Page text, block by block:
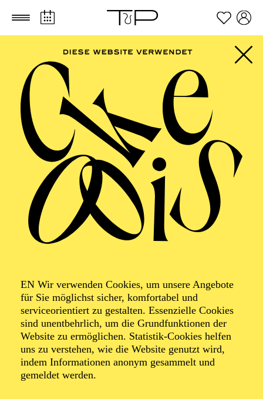
Zum Hauptinhalt springen Zum Footer springen
EN Wir verwenden Cookies, um unsere Angebote
für Sie möglichst sicher, komfortabel und
serviceorientiert zu gestalten. Essenzielle Cookies
sind unentbehrlich, um die Grundfunktionen der
Website zu ermöglichen. Statistik-Cookies helfen
uns zu verstehen, wie die Website genutzt wird,
indem Informationen anonym gesammelt und
gemeldet werden.
FILTER
SEPTEMBER 2026
PHILHARMONIE ESSEN
Friday
04.09.2026
20:00 - 23:00
Alfried Krupp Saal
Organiser: Theater-, Konzert- u. Gastspieldirektion OTTO
HOFNER GMBH
TICKETS
55,20 52,70€
EN: SCHAUSPIEL ESSEN